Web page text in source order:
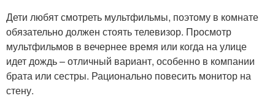
Дети любят смотреть мультфильмы, поэтому в комнате
обязательно должен стоять телевизор. Просмотр
мультфильмов в вечернее время или когда на улице
идет дождь – отличный вариант, особенно в компании
брата или сестры. Рационально повесить монитор на
стену.